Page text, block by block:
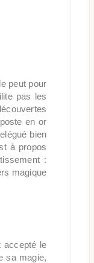
peut pour
pas les
en or
bien
à propos
:
magique
accepté le
sa magie,